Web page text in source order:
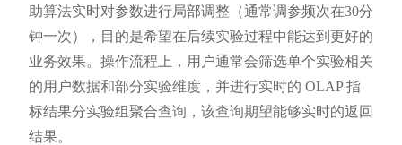
助算法实时对参数进行局部调整（通常调参频次在30分
钟一次），目的是希望在后续实验过程中能达到更好的
业务效果。操作流程上，用户通常会筛选单个实验相关
的用户数据和部分实验维度，并进行实时的 OLAP 指
标结果分实验组聚合查询，该查询期望能够实时的返回
结果。